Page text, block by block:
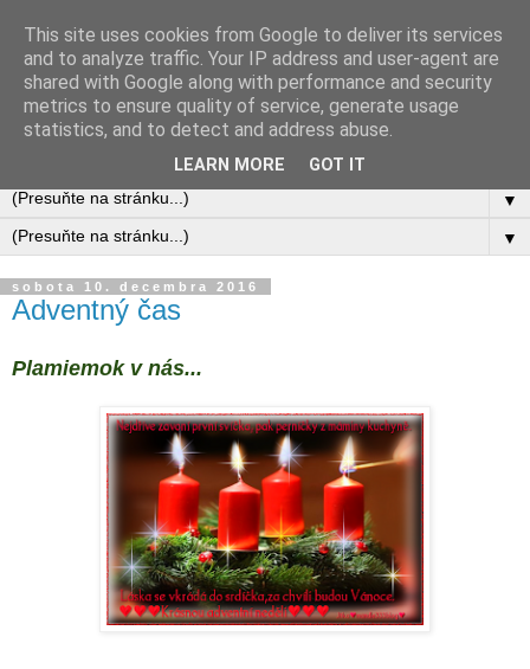
▼
▼
sobota 10. decembra 2016
Adventný čas
Plamiemok v nás...
This site uses cookies from Google to deliver its services
and to analyze traffic. Your IP address and user-agent are
shared with Google along with performance and security
metrics to ensure quality of service, generate usage
statistics, and to detect and address abuse.
LEARN MORE GOT IT